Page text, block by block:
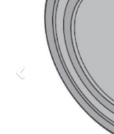
Previous